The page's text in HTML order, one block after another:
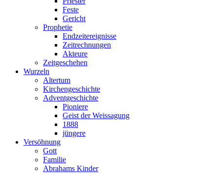
Feste
Gericht
Prophetie
Endzeitereignisse
Zeitrechnungen
Akteure
Zeitgeschehen
Wurzeln
Altertum
Kirchengeschichte
Adventgeschichte
Pioniere
Geist der Weissagung
1888
jüngere
Versöhnung
Gott
Familie
Abrahams Kinder